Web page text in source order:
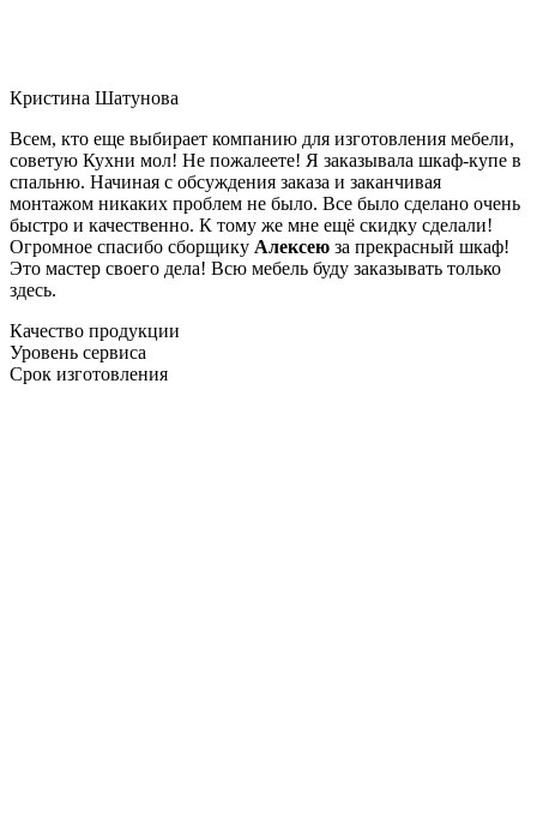
Кристина Шатунова
Всем, кто еще выбирает компанию для изготовления мебели,
советую Кухни мол! Не пожалеете! Я заказывала шкаф-купе в
спальню. Начиная с обсуждения заказа и заканчивая
монтажом никаких проблем не было. Все было сделано очень
быстро и качественно. К тому же мне ещё скидку сделали!
Огромное спасибо сборщику Алексею за прекрасный шкаф!
Это мастер своего дела! Всю мебель буду заказывать только
здесь.
Качество продукции
Уровень сервиса
Срок изготовления